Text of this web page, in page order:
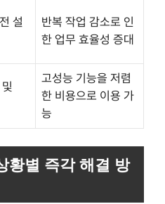
설
반복 작업 감소로 인
한 업무 효율성 증대
고성능 기능을 저렴
한 비용으로 이용 가
능
황별 즉각 해결 방